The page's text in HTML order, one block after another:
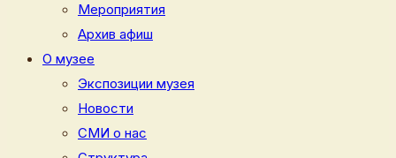
Мероприятия
Архив афиш
О музее
Экспозиции музея
Новости
СМИ о нас